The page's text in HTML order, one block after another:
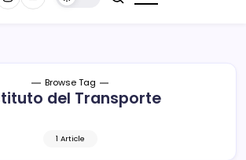
Browse Tag
del Transporte
1 Article